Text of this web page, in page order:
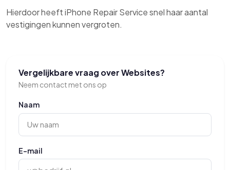
Hierdoor heeft iPhone Repair Service snel haar aantal
vestigingen kunnen vergroten.
Vergelijkbare vraag over Websites?
Neem contact met ons op
Naam
E-mail